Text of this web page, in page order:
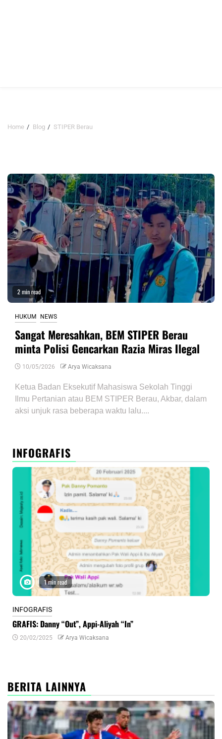
Home Blog STIPER Berau
2 min read
HUKUM NEWS
Sangat Meresahkan, BEM STIPER Berau
minta Polisi Gencarkan Razia Miras Ilegal
10/05/2026 Arya Wicaksana
Ketua Badan Eksekutif Mahasiswa Sekolah Tinggi
Ilmu Pertanian atau BEM STIPER Berau, Akbar, dalam
aksi unjuk rasa beberapa waktu lalu....
INFOGRAFIS
1 min read
INFOGRAFIS
GRAFIS: Danny “Out”, Appi-Aliyah “In”
20/02/2025 Arya Wicaksana
BERITA LAINNYA